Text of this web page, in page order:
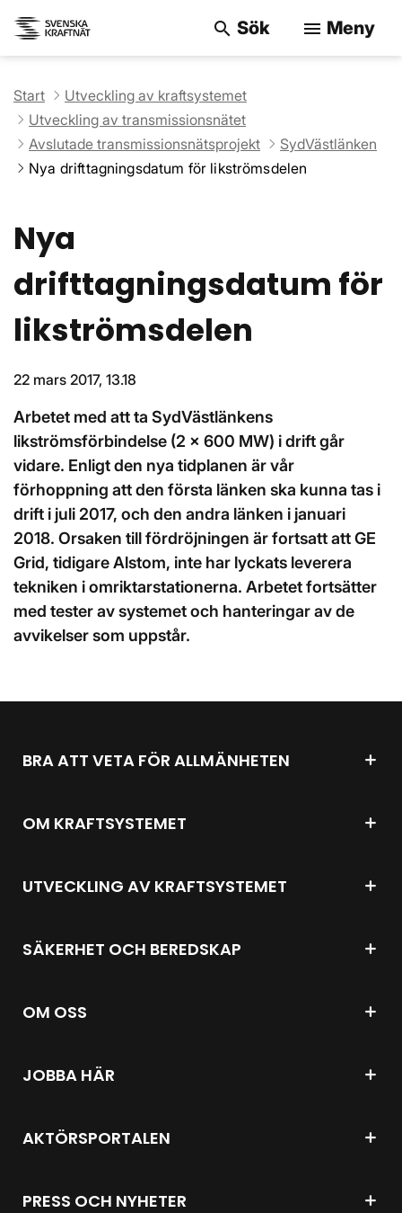
search Sök menu Meny
Start
Utveckling av kraftsystemet
Utveckling av transmissionsnätet
Avslutade transmissionsnätsprojekt
SydVästlänken
Nya drifttagningsdatum för likströmsdelen
Nya
drifttagningsdatum för
likströmsdelen
22 mars 2017, 13.18
Arbetet med att ta SydVästlänkens
likströmsförbindelse (2 x 600 MW) i drift går
vidare. Enligt den nya tidplanen är vår
förhoppning att den första länken ska kunna tas i
drift i juli 2017, och den andra länken i januari
2018. Orsaken till fördröjningen är fortsatt att GE
Grid, tidigare Alstom, inte har lyckats leverera
tekniken i omriktarstationerna. Arbetet fortsätter
med tester av systemet och hanteringar av de
avvikelser som uppstår.
BRA ATT VETA FÖR ALLMÄNHETEN
OM KRAFTSYSTEMET
UTVECKLING AV KRAFTSYSTEMET
SÄKERHET OCH BEREDSKAP
OM OSS
JOBBA HÄR
AKTÖRSPORTALEN
PRESS OCH NYHETER